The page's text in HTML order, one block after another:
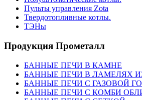
Пульты управления Zota
Твердотопливные котлы.
ТЭНы
Продукция Прометалл
БАННЫЕ ПЕЧИ В КАМНЕ
БАННЫЕ ПЕЧИ В ЛАМЕЛЯХ
БАННЫЕ ПЕЧИ С ГАЗОВОЙ
БАННЫЕ ПЕЧИ С КОМБИ